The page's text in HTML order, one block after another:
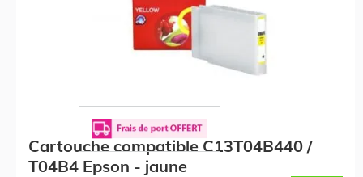
Cartouche compatible C13T04B440 /
T04B4 Epson - jaune